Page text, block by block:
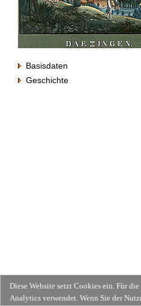
Basisdaten
Geschichte
Diese Website setzt Cookies ein. Für
Analytics verwendet. Wenn Sie der